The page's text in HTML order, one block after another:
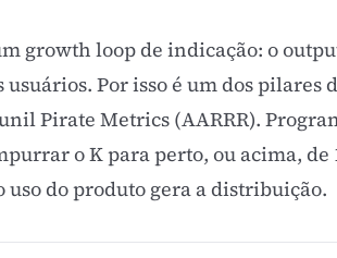
growth loopde indicação: o
Por isso é um dos pilares
Pirate Metrics (AARRR).
o K para perto, ou acima,
uso do produto gera a distribuição.